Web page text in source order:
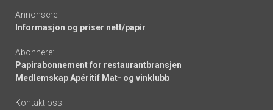
Annonsere:
Informasjon og priser nett/papir
Abonnere:
Papirabonnement for restaurantbransjen
Medlemskap Apéritif Mat- og vinklubb
Kontakt oss: